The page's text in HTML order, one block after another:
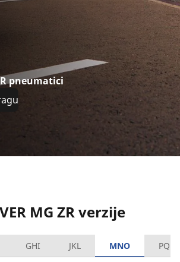
pneumatici
MG ZR verzije
GHI JKL MNO PQRS